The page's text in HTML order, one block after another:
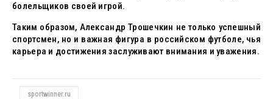
болельщиков своей игрой.
Таким образом, Александр Трошечкин не только успешный
спортсмен, но и важная фигура в российском футболе, чья
карьера и достижения заслуживают внимания и уважения.
sportwinner.ru